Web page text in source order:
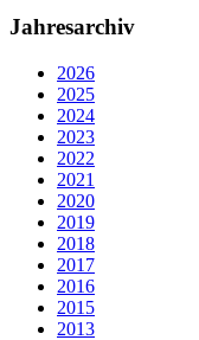
Jahresarchiv
2026
2025
2024
2023
2022
2021
2020
2019
2018
2017
2016
2015
2013